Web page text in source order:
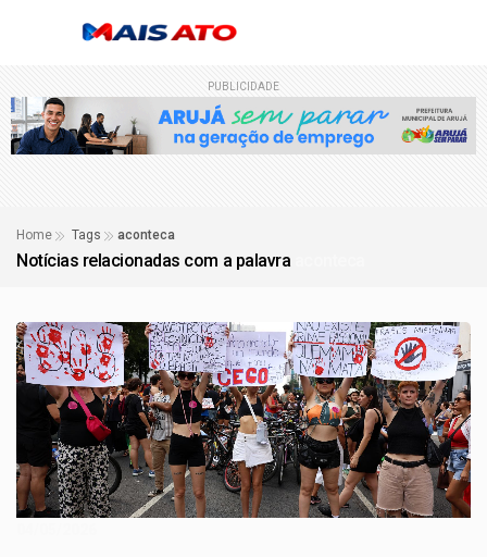
PUBLICIDADE
Home Tags aconteca
Notícias relacionadas com a palavra